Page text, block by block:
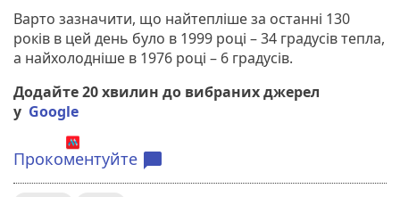
Варто зазначити, що найтепліше за останні 130
років в цей день було в 1999 році – 34 градусів тепла,
а найхолодніше в 1976 році – 6 градусів.
Додайте 20 хвилин до вибраних джерел
у Google
Прокоментуйте chat_bubble